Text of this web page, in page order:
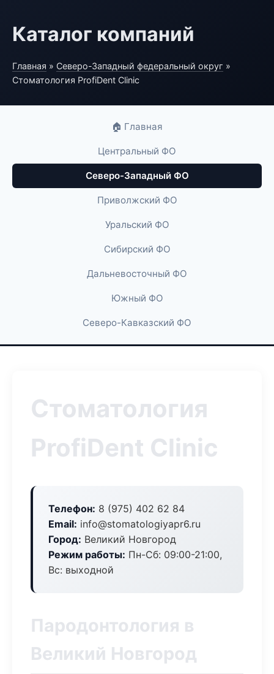
Каталог компаний
Главная » Северо-Западный федеральный округ »
Стоматология ProfiDent Clinic
🏠 Главная
Центральный ФО
Северо-Западный ФО
Приволжский ФО
Уральский ФО
Сибирский ФО
Дальневосточный ФО
Южный ФО
Северо-Кавказский ФО
Стоматология
ProfiDent Clinic
Телефон: 8 (975) 402 62 84
Email: info@stomatologiyapr6.ru
Город: Великий Новгород
Режим работы: Пн-Сб: 09:00-21:00,
Вс: выходной
Пародонтология в
Великий Новгород